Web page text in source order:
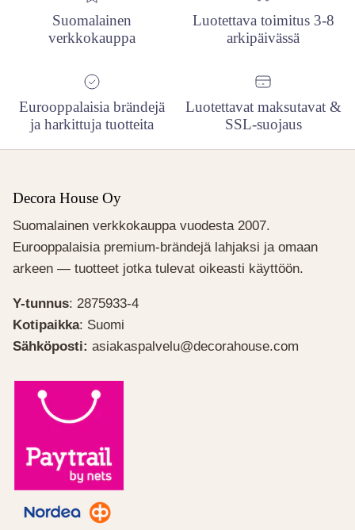
Suomalainen
verkkokauppa
Luotettava toimitus 3-8
arkipäivässä
Eurooppalaisia brändejä
ja harkittuja tuotteita
Luotettavat maksutavat &
SSL-suojaus
Decora House Oy
Suomalainen verkkokauppa vuodesta 2007.
Eurooppalaisia premium-brändejä lahjaksi ja omaan
arkeen — tuotteet jotka tulevat oikeasti käyttöön.
Y-tunnus: 2875933-4
Kotipaikka: Suomi
Sähköposti: asiakaspalvelu@decorahouse.com